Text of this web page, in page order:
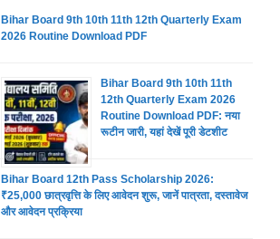
Bihar Board 9th 10th 11th 12th Quarterly Exam
2026 Routine Download PDF
Bihar Board 9th 10th 11th
12th Quarterly Exam 2026
Routine Download PDF: नया
रूटीन जारी, यहां देखें पूरी डेटशीट
Bihar Board 12th Pass Scholarship 2026:
₹25,000 छात्रवृत्ति के लिए आवेदन शुरू, जानें पात्रता, दस्तावेज
और आवेदन प्रक्रिया